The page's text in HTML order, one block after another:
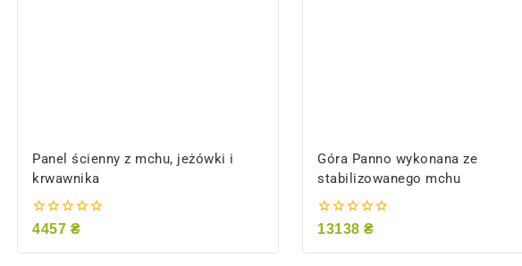
Panel ścienny z mchu, jeżówki i
krwawnika
0
5
4457 ₴
Góra Panno wykonana ze
stabilizowanego mchu
0
5
13138₴